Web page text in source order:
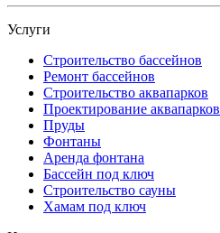
Услуги
Строительство бассейнов
Ремонт бассейнов
Строительство аквапарков
Проектирование аквапарков
Пруды
Фонтаны
Аренда фонтана
Бассейн под ключ
Строительство сауны
Хамам под ключ